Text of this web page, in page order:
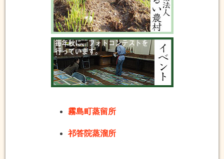
霧島町蒸留所
祁答院蒸溜所